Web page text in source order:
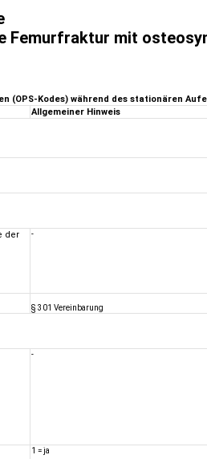
Femurfraktur mit
(OPS-Kodes) während des stationären
Allgemeiner Hinweis
der
-
§ 301 Vereinbarung
-
1 = ja